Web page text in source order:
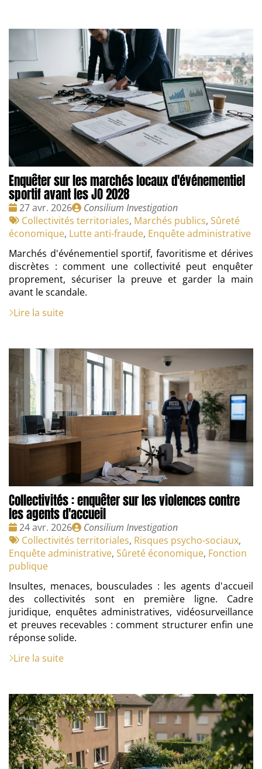
Enquêter sur les marchés locaux d'événementiel
sportif avant les JO 2028
Date
:
27 avr. 2026
Publié
par
Consilium Investigation
Tags
:
Collectivités territoriales, Marchés publics, Sûreté
économique, Lutte anti-fraude, Enquête administrative
Marchés d'événementiel sportif, favoritisme et dérives
discrètes : comment une collectivité peut enquêter
proprement, sécuriser la preuve et garder la main
avant le scandale.
Lire la suite
Collectivités : enquêter sur les violences contre
les agents d'accueil
Date
:
24 avr. 2026
Publié
par
Consilium Investigation
Tags
:
Collectivités territoriales, Risques psycho-sociaux,
Enquête administrative, Sûreté économique, Fonction
publique
Insultes, menaces, bousculades : les agents d'accueil
des collectivités sont en première ligne. Cadre
juridique, enquêtes administratives, vidéosurveillance
et preuves recevables : comment structurer enfin une
réponse solide.
Lire la suite